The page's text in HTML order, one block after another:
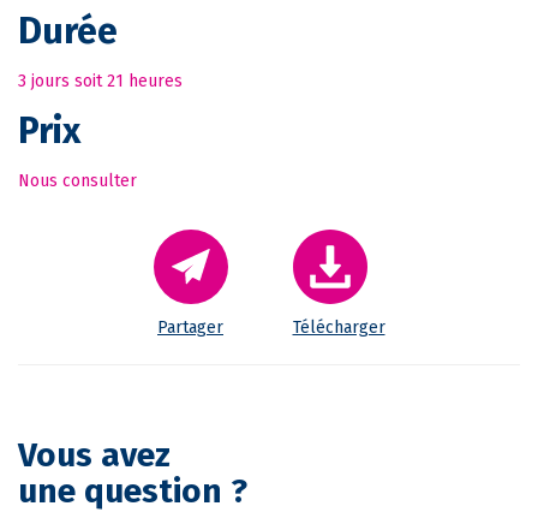
Durée
3 jours soit 21 heures
Prix
Nous consulter
Partager Télécharger
Vous avez
une question ?